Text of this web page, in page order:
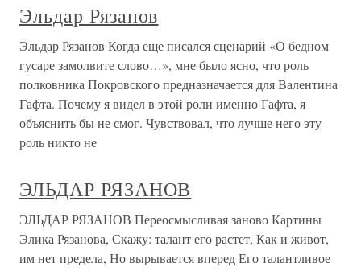
Эльдар Рязанов
Эльдар Рязанов Когда еще писался сценарий «О бедном
гусаре замолвите слово…», мне было ясно, что роль
полковника Покровского предназначается для Валентина
Гафта. Почему я видел в этой роли именно Гафта, я
объяснить бы не смог. Чувствовал, что лучше него эту
роль никто не
ЭЛЬДАР РЯЗАНОВ
ЭЛЬДАР РЯЗАНОВ Переосмысливая заново Картины
Элика Рязанова, Скажу: талант его растет, Как и живот,
им нет предела, Но вырывается вперед Его талантливое